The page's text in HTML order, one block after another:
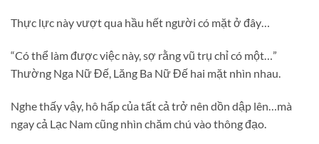
Thực lực này vượt qua hầu hết người có mặt ở đây…
“Có thể làm được việc này, sợ rằng vũ trụ chỉ có một…”
Thường Nga Nữ Đế, Lăng Ba Nữ Đế hai mặt nhìn nhau.
Nghe thấy vậy, hô hấp của tất cả trở nên dồn dập lên…mà
ngay cả Lạc Nam cũng nhìn chăm chú vào thông đạo.